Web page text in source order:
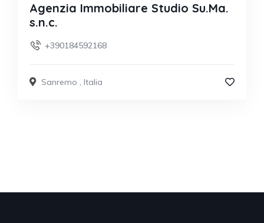
Agenzia Immobiliare Studio Su.Ma.
s.n.c.
+390184592168
Sanremo , Italia